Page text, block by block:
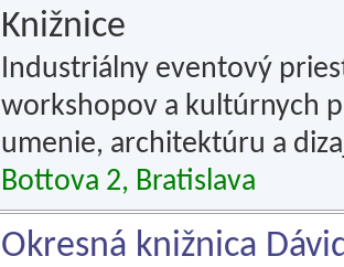
Knižnice
Industriálny eventový
workshopov a kultúrnych
umenie, architektúru a
Bottova 2, Bratislava
Okresná knižnica